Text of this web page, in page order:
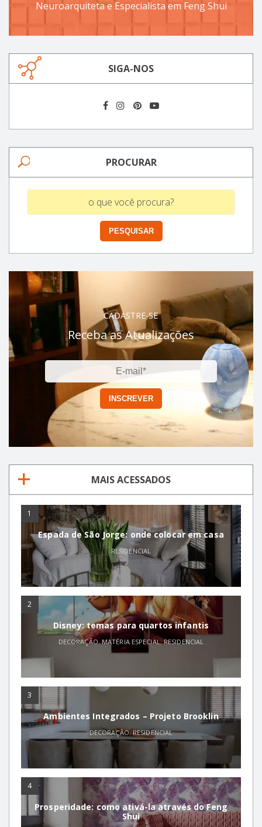
Neuroarquiteta e Especialista em Feng Shui
SIGA-NOS
PROCURAR
CADASTRE-SE
Receba as Atualizações
MAIS ACESSADOS
1
Espada de São Jorge: onde colocar em casa
RESIDENCIAL
2
Disney: temas para quartos infantis
DECORAÇÃO,MATÉRIA ESPECIAL,RESIDENCIAL
3
Ambientes Integrados – Projeto Brooklin
DECORAÇÃO,RESIDENCIAL
4
Prosperidade: como ativá-la através do Feng
Shui